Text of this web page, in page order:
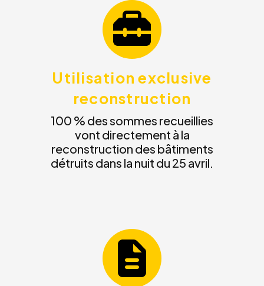
Utilisation exclusive
reconstruction
100 % des sommes recueillies
vont directement à la
reconstruction des bâtiments
détruits dans la nuit du 25 avril.